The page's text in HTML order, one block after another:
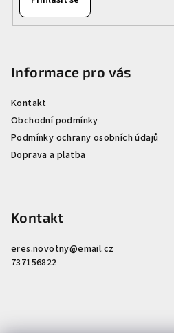
Informace pro vás
Kontakt
Obchodní podmínky
Podmínky ochrany osobních údajů
Doprava a platba
Kontakt
eres.novotny@email.cz
737156822